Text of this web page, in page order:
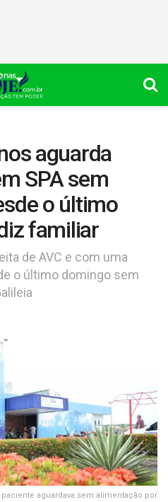
aguarda
SPA sem
o último
familiar
de AVC e com uma
o último domingo sem
aguardava sem alimentação por